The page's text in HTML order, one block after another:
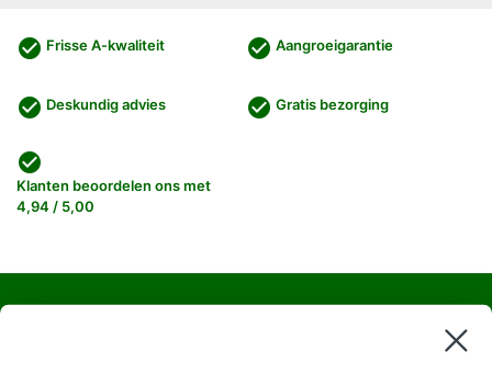
check_circle Frisse A-kwaliteit check_circle Aangroeigarantie
check_circle Deskundig advies check_circle Gratis bezorging
check_circle
Klanten beoordelen ons met
4,94 / 5,00